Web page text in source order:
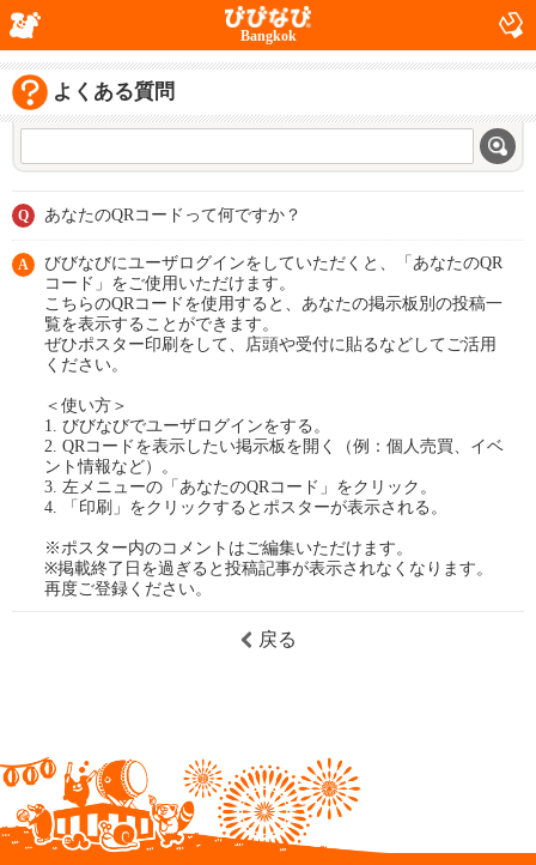
Bangkok
よくある質問
Q あなたのQRコードって何ですか？
A
びびなびにユーザログインをしていただくと、「あなたのQR
コード」をご使用いただけます。
こちらのQRコードを使用すると、あなたの掲示板別の投稿一
覧を表示することができます。
ぜひポスター印刷をして、店頭や受付に貼るなどしてご活用
ください。
＜使い方＞
1. びびなびでユーザログインをする。
2. QRコードを表示したい掲示板を開く（例：個人売買、イベ
ント情報など）。
3. 左メニューの「あなたのQRコード」をクリック。
4. 「印刷」をクリックするとポスターが表示される。
※ポスター内のコメントはご編集いただけます。
※掲載終了日を過ぎると投稿記事が表示されなくなります。
再度ご登録ください。
戻る